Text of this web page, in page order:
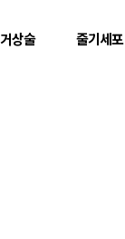
거상술 줄기세포